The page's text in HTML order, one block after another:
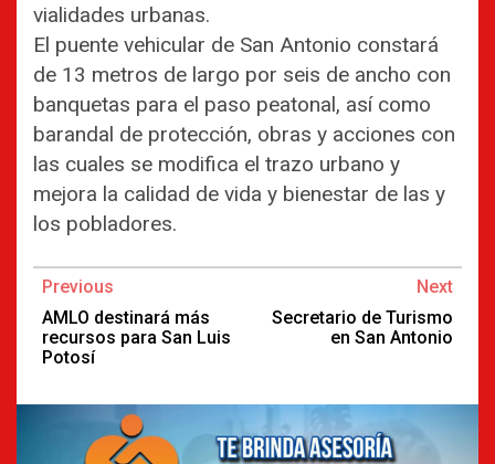
vialidades urbanas.
El puente vehicular de San Antonio constará
de 13 metros de largo por seis de ancho con
banquetas para el paso peatonal, así como
barandal de protección, obras y acciones con
las cuales se modifica el trazo urbano y
mejora la calidad de vida y bienestar de las y
los pobladores.
Continue
Reading
Previous
AMLO destinará más
recursos para San Luis
Potosí
Next
Secretario de Turismo
en San Antonio